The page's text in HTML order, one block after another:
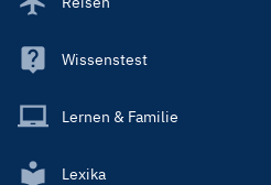
Wissenstest
Lernen & Familie
Lexika